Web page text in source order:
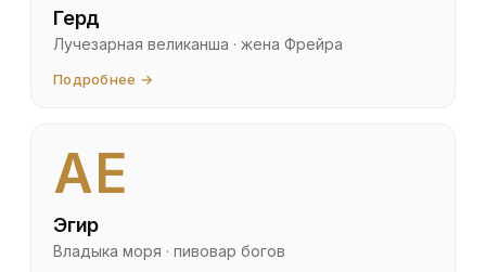
Герд
Лучезарная великанша · жена Фрейра
Подробнее →
AE
Эгир
Владыка моря · пивовар богов